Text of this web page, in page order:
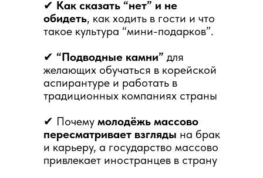
✔ Как сказать “нет” и не
обидеть, как ходить в гости и что
такое культура “мини-подарков”.
✔ “Подводные камни” для
желающих обучаться в корейской
аспирантуре и работать в
традиционных компаниях страны
✔ Почему молодёжь массово
пересматривает взгляды на брак
и карьеру, а государство массово
привлекает иностранцев в страну